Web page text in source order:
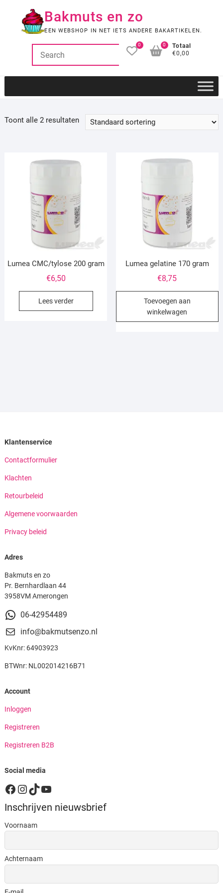
Bakmuts en zo
EEN WEBSHOP IN NET IETS ANDERE BAKARTIKELEN.
0
Totaal
€0,00
0
Toont alle 2 resultaten
Lumea CMC/tylose 200 gram
€6,50
Lees verder
Lumea gelatine 170 gram
€8,75
Toevoegen aan
winkelwagen
Klantenservice
Contactformulier
Klachten
Retourbeleid
Algemene voorwaarden
Privacy beleid
Adres
Bakmuts en zo
Pr. Bernhardlaan 44
3958VM Amerongen
06-42954489
info@bakmutsenzo.nl
KvKnr: 64903923
BTWnr: NL002014216B71
Account
Inloggen
Registreren
Registreren B2B
Social media
Facebook
Instagram
TikTok
YouTube
Inschrijven nieuwsbrief
Voornaam
Achternaam